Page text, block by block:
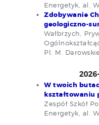
Energetyk, al.
Zdobywanie
geologiczno-
Wałbrzych,
Pl. M.
W twoich
kształtowaniu
Zespół Szkół
Energetyk, al.